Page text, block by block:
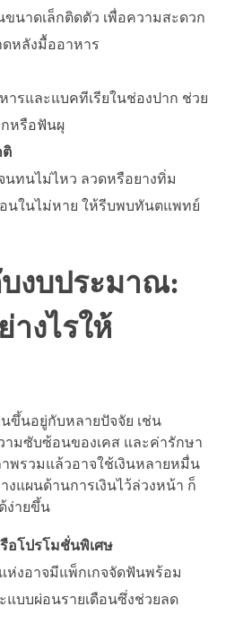
นาดเล็กติดตัว เพื่อความสะดวก
หลังมื้ออาหาร
ารและแบคทีเรียในช่องปาก ช่วย
หรือฟันผุ
ติ
ทนไม่ไหว ลวดหรือยางทิ่ม
อนในไม่หาย ให้รีบพบทันตแพทย์
งบประมาณ:
างไรให้
ขึ้นอยู่กับหลายปัจจัย เช่น
ามซับซ้อนของเคส และค่ารักษา
พรวมแล้วอาจใช้เงินหลายหมื่น
แผนด้านการเงินไว้ล่วงหน้า ก็
ง่ายขึ้น
อโปรโมชั่นพิเศษ
งอาจมีแพ็กเกจจัดฟันพร้อม
แบบผ่อนรายเดือนซึ่งช่วยลด